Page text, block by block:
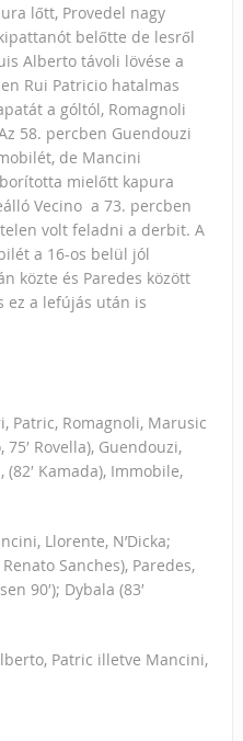
lőtt, Provedel nagy
belőtte de lesről
Alberto távoli lövése a
Rui Patricio hatalmas
a góltól, Romagnoli
58. percben Guendouzi
de Mancini
mielőtt kapura
Vecino a 73. percben
volt feladni a derbit. A
a 16-os belül jól
közte és Paredes között
ez a lefújás után is
Patric, Romagnoli, Marusic
75′ Rovella), Guendouzi,
Kamada), Immobile,
Llorente, N’Dicka;
Renato Sanches), Paredes,
90′); Dybala (83′
Patric illetve Mancini,